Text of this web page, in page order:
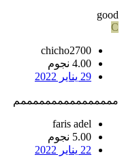
good
C
chicho2700
4.00 نجوم
29 يناير 2022
ممممممممممممممممم
faris adel
5.00 نجوم
22 يناير 2022